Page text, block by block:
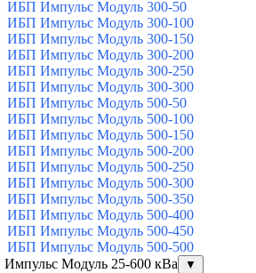
ИБП Импульс Модуль 300-50
ИБП Импульс Модуль 300-100
ИБП Импульс Модуль 300-150
ИБП Импульс Модуль 300-200
ИБП Импульс Модуль 300-250
ИБП Импульс Модуль 300-300
ИБП Импульс Модуль 500-50
ИБП Импульс Модуль 500-100
ИБП Импульс Модуль 500-150
ИБП Импульс Модуль 500-200
ИБП Импульс Модуль 500-250
ИБП Импульс Модуль 500-300
ИБП Импульс Модуль 500-350
ИБП Импульс Модуль 500-400
ИБП Импульс Модуль 500-450
ИБП Импульс Модуль 500-500
Модуль 25-600 кВа
▼